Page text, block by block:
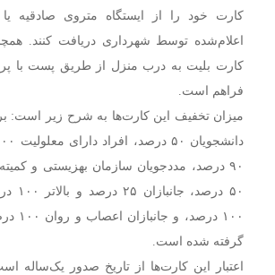
کارت خود را از ایستگاه متروی صادقیه یا
اعلام‌شده توسط شهرداری دریافت کنند.
کارت بلیت به درب منزل از طریق پست با
فراهم است.
میزان تخفیف این کارت‌ها به شرح زیر است:
۹۰ درصد، مددجویان سازمان بهزیستی و
۵۰
۱۰۰
گرفته شده است.
اعتبار این کارت‌ها از تاریخ صدور یک‌ساله